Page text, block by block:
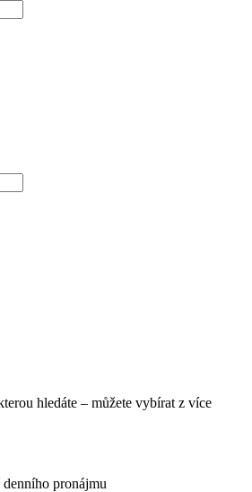
hledáte – můžete vybírat z více
pronájmu